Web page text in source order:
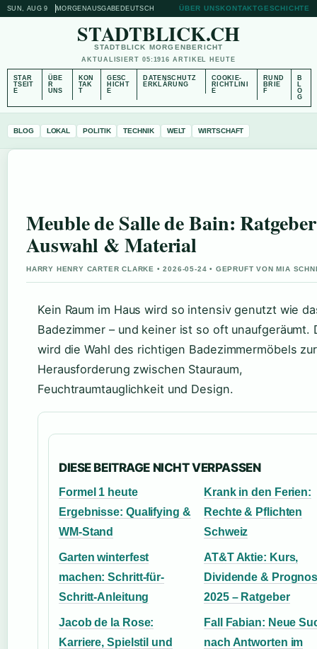
SUN, AUG 9 MORGENAUSGABE DEUTSCH ÜBER UNSKONTAKTGESCHICHTE
STADTBLICK.CH
STADTBLICK MORGENBERICHT
AKTUALISIERT 05:1916 ARTIKEL HEUTE
STAR
TSEIT
E
ÜBE
R
UNS
KON
TAK
T
GESC
HICHT
E
DATENSCHUTZ
ERKLÄRUNG
COOKIE-
RICHTLINI
E
RUND
BRIE
F
B
L
O
G
BLOG LOKAL POLITIK TECHNIK WELT WIRTSCHAFT
Meuble de Salle de Bain:
Auswahl & Material
HARRY HENRY CARTER CLARKE • 2026-05-24 • GEPRUFT VON MIA
Kein Raum im Haus wird so intensiv genutzt wie
Badezimmer – und keiner ist so oft unaufgeräumt.
wird die Wahl des richtigen Badezimmermöbels zur
Herausforderung zwischen Stauraum,
Feuchtraumtauglichkeit und Design.
DIESE BEITRAGE NICHT VERPASSEN
Formel 1 heute
Ergebnisse: Qualifying &
WM-Stand
Krank in den Ferien:
Rechte & Pflichten
Schweiz
Garten winterfest
machen: Schritt-für-
Schritt-Anleitung
AT&T Aktie: Kurs,
Dividende &
2025 – Ratgeber
Jacob de la Rose:
Karriere, Spielstil und
Fall Fabian: Neue
nach Antworten im